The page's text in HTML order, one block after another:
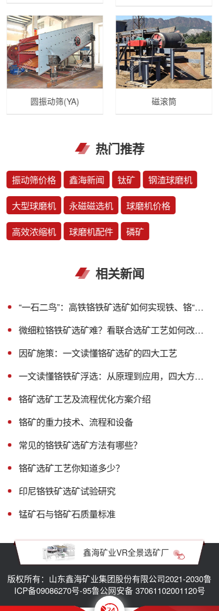
圆振动筛(YA) 磁滚筒
热门推荐
振动筛价格 鑫海新闻 钛矿 钢渣球磨机
大型球磨机 永磁磁选机 球磨机价格
高效浓缩机 球磨机配件 磷矿
相关新闻
“一石二鸟”：高铁铬铁矿选矿如何实现铁、铬“双丰收”？
微细粒铬铁矿选矿难？看联合选矿工艺如何改善！
因矿施策：一文读懂铬矿选矿的四大工艺
一文读懂铬铁矿浮选：从原理到应用，四大方法适配不同矿石禀赋
铬矿选矿工艺及流程优化方案介绍
铬矿的重力技术、流程和设备
常见的铬铁矿选矿方法有哪些？
铬矿选矿工艺你知道多少？
印尼铬铁矿选矿试验研究
锰矿石与铬矿石质量标准
鑫海矿业VR全景选矿厂
版权所有：山东鑫海矿业集团股份有限公司2021-2030鲁
ICP备09086270号-95鲁公网安备 37061102001120号